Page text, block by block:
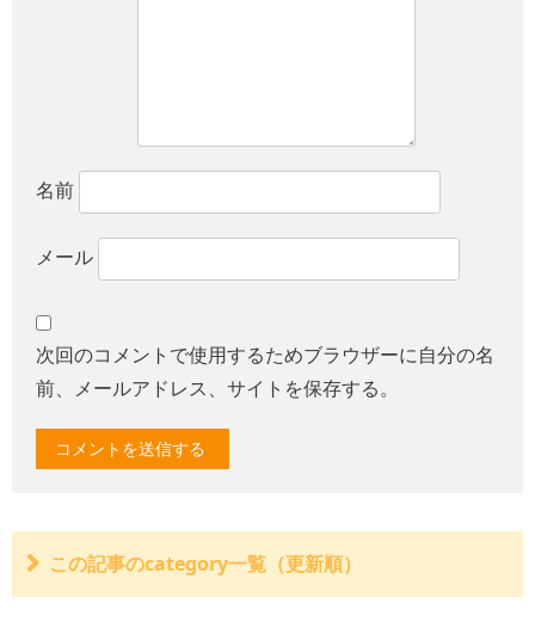
名前
メール
次回のコメントで使用するためブラウザーに自分の名
前、メールアドレス、サイトを保存する。
この記事のcategory一覧（更新順）